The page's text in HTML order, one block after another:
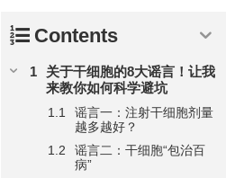
Contents
关于干细胞的8大谣言！让我
来教你如何科学避坑
谣言一：注射干细胞剂量
越多越好？
谣言二：干细胞“包治百
病”